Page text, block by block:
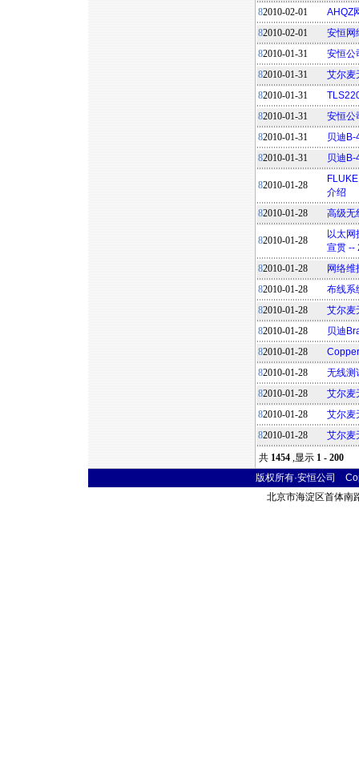
82010-02-01
AHQZ
82010-02-01
安恒网
82010-01-31
安恒公
82010-01-31
艾尔麦
82010-01-31
82010-01-31
安恒公
82010-01-31
贝迪
82010-01-31 贝迪
82010-01-28
介绍
82010-01-28 高级无
82010-01-28
以太
宣贯 --
82010-01-28
网络
82010-01-28
布线系
82010-01-28
艾尔麦
82010-01-28
贝迪
82010-01-28
82010-01-28
无线测
82010-01-28
艾尔麦
82010-01-28
艾尔麦
82010-01-28
艾尔麦
共 1454 ,显示 1 - 200
版权所有·安恒公司
北京市海淀区首体南路9号